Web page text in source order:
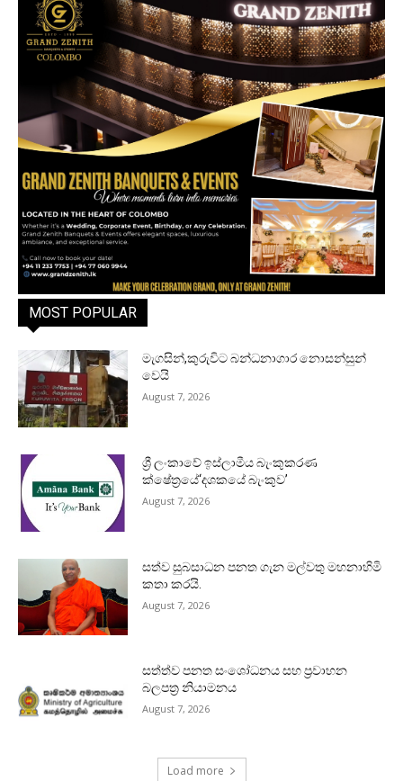
MOST POPULAR
මැගසින්,කුරුවිට බන්ධනාගාර නොසන්සුන්
වෙයි
August 7, 2026
ශ්‍රී ලංකාවේ ඉස්ලාමීය බැංකුකරණ
ක්ෂේත්‍රයේ‘දශකයේ බැංකුව’
August 7, 2026
සත්ව සුබසාධන පනත ගැන මල්වතු මහනාහිමි
කතා කරයි.
August 7, 2026
සත්ත්ව පනත සංශෝධනය සහ ප්‍රවාහන
බලපත්‍ර නියාමනය
August 7, 2026
Load more